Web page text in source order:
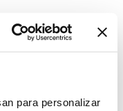
para personalizar